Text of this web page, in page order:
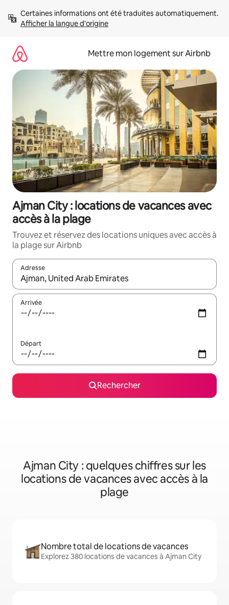
directement
Afficher la langue d'origine
Mettre mon logement sur Airbnb
Ajman City : locations de vacances avec
accès à la plage
Trouvez et réservez des locations uniques avec accès à
la plage sur Airbnb
Adresse
Lorsque les résultats s'affichent, utilisez les flèches vers le
Arrivée
Départ
Rechercher
Ajman City : quelques chiffres sur les
locations de vacances avec accès à la
plage
Nombre total de locations de vacances
Explorez 380 locations de vacances à Ajman City